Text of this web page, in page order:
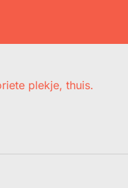
plekje, thuis.